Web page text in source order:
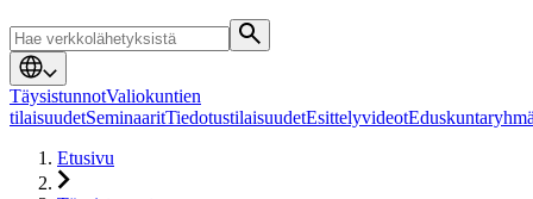
TäysistunnotValiokuntien
tilaisuudetSeminaaritTiedotustilaisuudetEsittelyvideot
Etusivu